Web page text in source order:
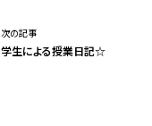
次の記事
学生による授業日記☆